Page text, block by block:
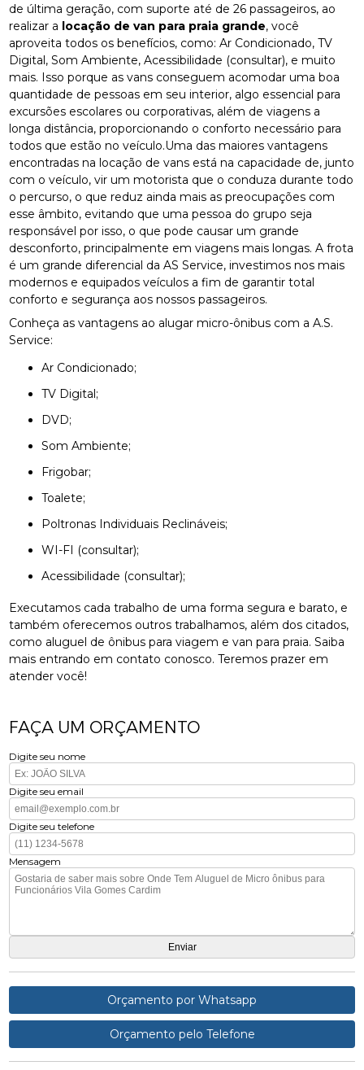
de última geração, com suporte até de 26 passageiros, ao
realizar a locação de van para praia grande, você
aproveita todos os benefícios, como: Ar Condicionado, TV
Digital, Som Ambiente, Acessibilidade (consultar), e muito
mais. Isso porque as vans conseguem acomodar uma boa
quantidade de pessoas em seu interior, algo essencial para
excursões escolares ou corporativas, além de viagens a
longa distância, proporcionando o conforto necessário para
todos que estão no veículo.Uma das maiores vantagens
encontradas na locação de vans está na capacidade de, junto
com o veículo, vir um motorista que o conduza durante todo
o percurso, o que reduz ainda mais as preocupações com
esse âmbito, evitando que uma pessoa do grupo seja
responsável por isso, o que pode causar um grande
desconforto, principalmente em viagens mais longas. A frota
é um grande diferencial da AS Service, investimos nos mais
modernos e equipados veículos a fim de garantir total
conforto e segurança aos nossos passageiros.
Conheça as vantagens ao alugar micro-ônibus com a A.S.
Service:
Ar Condicionado;
TV Digital;
DVD;
Som Ambiente;
Frigobar;
Toalete;
Poltronas Individuais Reclináveis;
WI-FI (consultar);
Acessibilidade (consultar);
Executamos cada trabalho de uma forma segura e barato, e
também oferecemos outros trabalhamos, além dos citados,
como aluguel de ônibus para viagem e van para praia. Saiba
mais entrando em contato conosco. Teremos prazer em
atender você!
FAÇA UM ORÇAMENTO
Digite seu nome
Digite seu email
Digite seu telefone
Mensagem
Orçamento por Whatsapp
Orçamento pelo Telefone